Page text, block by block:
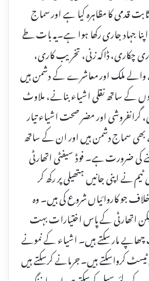
قدمی کا مظاہرہ کیا ہے اور سماج
جہاد جاری رکھا ہوا ہے۔یہ بات طے
ڈاکہ زنی، تخریب کاری،
ملک اور معاشرے کے دشمن ہیں
کے ساتھ نقلی اشیاء بنانے، ملاوٹ
گرانفروشی اور مضر صحت اشیاء تیار
بھی سماج دشمن ہیں اور ان کے ساتھ
کی ضرورت ہے۔ فوڈ سیفٹی اتھارٹی
نے اپنی جانیں ہتھیلی پر رکھ کر
جو کاروائیاں شروع کی ہیں۔ وہ
اتھارٹی کے پاس اختیارات بہت
مار سکتے ہیں۔ اشیاء کے نمونے
کرواسکتے ہیں۔ جرمانے کرسکتے ہیں